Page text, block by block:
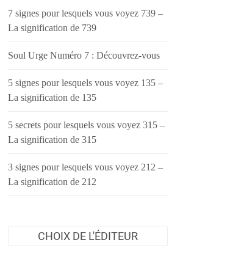
7 signes pour lesquels vous voyez 739 –
La signification de 739
Soul Urge Numéro 7 : Découvrez-vous
5 signes pour lesquels vous voyez 135 –
La signification de 135
5 secrets pour lesquels vous voyez 315 –
La signification de 315
3 signes pour lesquels vous voyez 212 –
La signification de 212
CHOIX DE L'ÉDITEUR